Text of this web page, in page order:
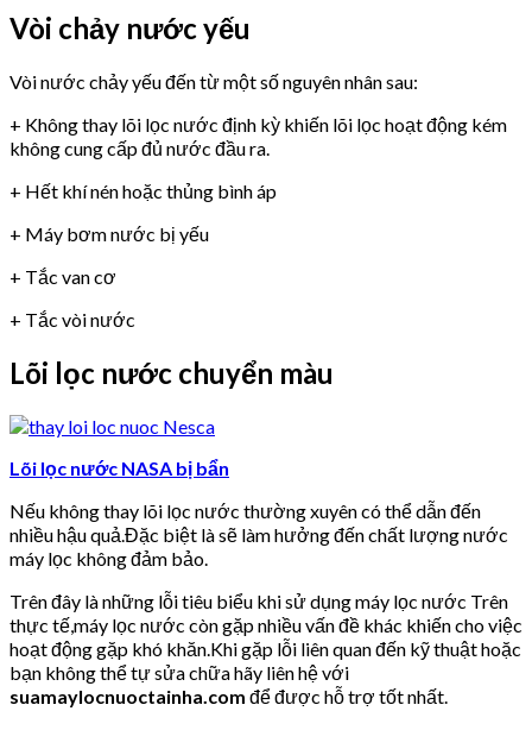
Vòi chảy nước yếu
Vòi nước chảy yếu đến từ một số nguyên nhân sau:
+ Không thay lõi lọc nước định kỳ khiến lõi lọc hoạt động kém
không cung cấp đủ nước đầu ra.
+ Hết khí nén hoặc thủng bình áp
+ Máy bơm nước bị yếu
+ Tắc van cơ
+ Tắc vòi nước
Lõi lọc nước chuyển màu
Lõi lọc nước NASA bị bẩn
Nếu không thay lõi lọc nước thường xuyên có thể dẫn đến
nhiều hậu quả.Đặc biệt là sẽ làm hưởng đến chất lượng nước
máy lọc không đảm bảo.
Trên đây là những lỗi tiêu biểu khi sử dụng máy lọc nước Trên
thực tế,máy lọc nước còn gặp nhiều vấn đề khác khiến cho việc
hoạt động gặp khó khăn.Khi gặp lỗi liên quan đến kỹ thuật hoặc
bạn không thể tự sửa chữa hãy liên hệ với
suamaylocnuoctainha.com để được hỗ trợ tốt nhất.